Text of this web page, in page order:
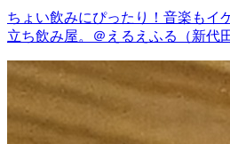
ちょい飲みにぴったり！音楽もイ
立ち飲み屋。＠えるえふる（新代田